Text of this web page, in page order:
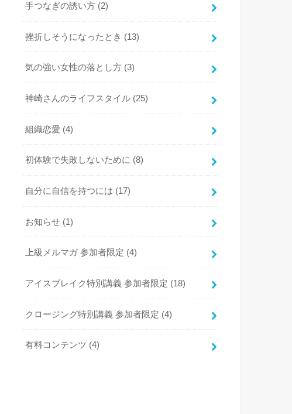
手つなぎの誘い方 (2)
挫折しそうになったとき (13)
気の強い女性の落とし方 (3)
神崎さんのライフスタイル (25)
組織恋愛 (4)
初体験で失敗しないために (8)
自分に自信を持つには (17)
お知らせ (1)
上級メルマガ 参加者限定 (4)
アイスブレイク特別講義 参加者限定 (18)
クロージング特別講義 参加者限定 (4)
有料コンテンツ (4)